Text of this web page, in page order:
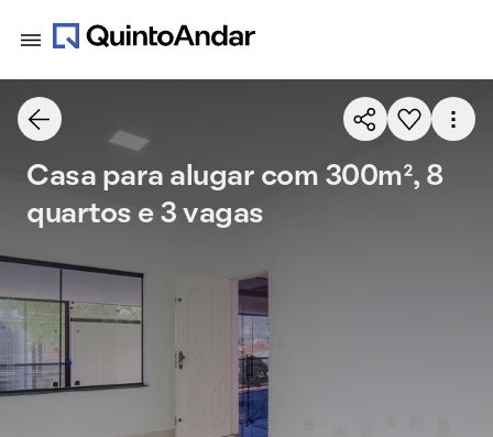
Casa para alugar com 300m², 8
quartos e 3 vagas